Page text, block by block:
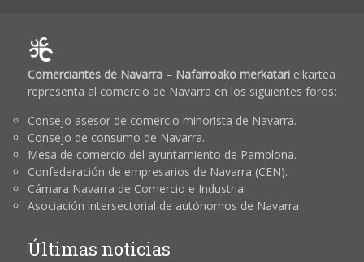
Comerciantes de Navarra – Nafarroako merkatarielkartea
representa al comercio de Navarra en los siguientes foros:
Consejo asesor de comercio minorista de Navarra.
Consejo de consumo de Navarra.
Mesa de comercio del ayuntamiento de Pamplona.
Confederación de empresarios de Navarra (CEN).
Cámara Navarra de Comercio e Industria.
Asociación intersectorial de autónomos de Navarra
Últimas noticias